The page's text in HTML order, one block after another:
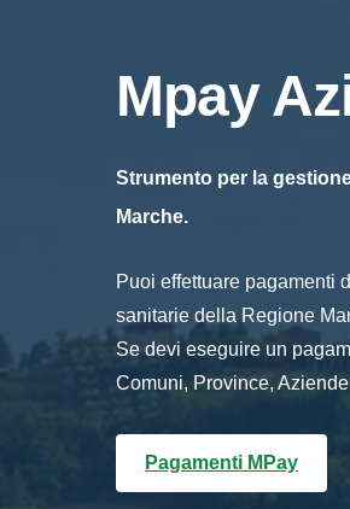
Mpay
Strumento per la
Marche.
Puoi effettuare pagamenti
sanitarie della Regione
Se devi eseguire un
Comuni, Province,
Pagamenti MPay